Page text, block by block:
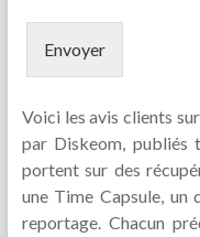
Envoyer
Voici les avis clients
par Diskeom, publiés
portent sur des
une Time Capsule, un
reportage. Chacun